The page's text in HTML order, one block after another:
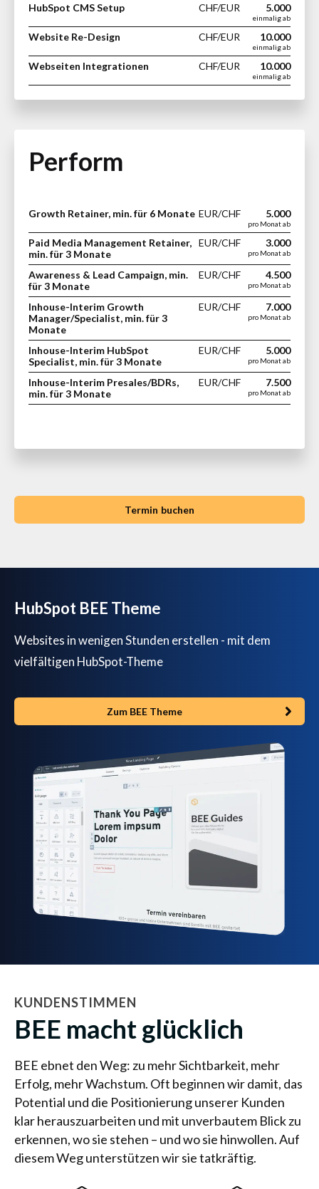
HubSpot CMS Setup
CHF/EUR 5.000
einmalig ab
Website Re-Design CHF/EUR 10.000
einmalig ab
Webseiten Integrationen CHF/EUR 10.000
einmalig ab
Perform
Growth Retainer, min. für 6 Monate EUR/CHF 5.000
pro Monat ab
Paid Media Management Retainer,
min. für 3 Monate
EUR/CHF 3.000
pro Monat ab
Awareness & Lead Campaign, min.
für 3 Monate
EUR/CHF 4.500
pro Monat ab
Inhouse-Interim Growth
Manager/Specialist, min. für 3
Monate
EUR/CHF 7.000
pro Monat ab
Inhouse-Interim HubSpot
Specialist, min. für 3 Monate
EUR/CHF 5.000
pro Monat ab
Inhouse-Interim Presales/BDRs,
min. für 3 Monate
EUR/CHF 7.500
pro Monat ab
Termin buchen
HubSpot BEE Theme
Websites in wenigen Stunden erstellen - mit dem
vielfältigen HubSpot-Theme
Zum BEE Theme
KUNDENSTIMMEN
BEE macht glücklich
BEE ebnet den Weg: zu mehr Sichtbarkeit, mehr
Erfolg, mehr Wachstum. Oft beginnen wir damit, das
Potential und die Positionierung unserer Kunden
klar herauszuarbeiten und mit unverbautem Blick zu
erkennen, wo sie stehen – und wo sie hinwollen. Auf
diesem Weg unterstützen wir sie tatkräftig.